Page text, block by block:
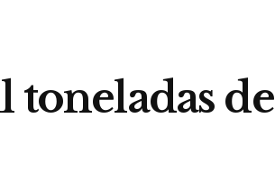
toneladas de